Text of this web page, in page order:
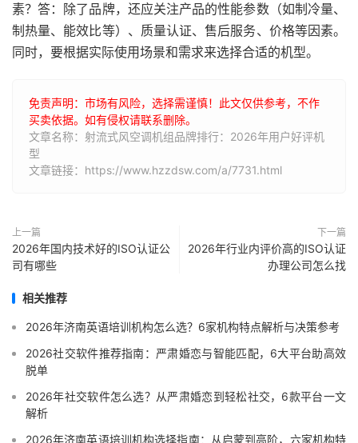
素？答：除了品牌，还应关注产品的性能参数（如制冷量、
制热量、能效比等）、质量认证、售后服务、价格等因素。
同时，要根据实际使用场景和需求来选择合适的机型。
免责声明：市场有风险，选择需谨慎！此文仅供参考，不作
买卖依据。如有侵权请联系删除。
文章名称：射流式风空调机组品牌排行：2026年用户好评机
型
文章链接：https://www.hzzdsw.com/a/7731.html
上一篇
2026年国内技术好的ISO认证公
司有哪些
下一篇
2026年行业内评价高的ISO认证
办理公司怎么找
相关推荐
2026年济南英语培训机构怎么选？6家机构特点解析与决策参考
2026社交软件推荐指南：严肃婚恋与智能匹配，6大平台助高效
脱单
2026年社交软件怎么选？从严肃婚恋到轻松社交，6款平台一文
解析
2026年济南英语培训机构选择指南：从启蒙到高阶，六家机构特